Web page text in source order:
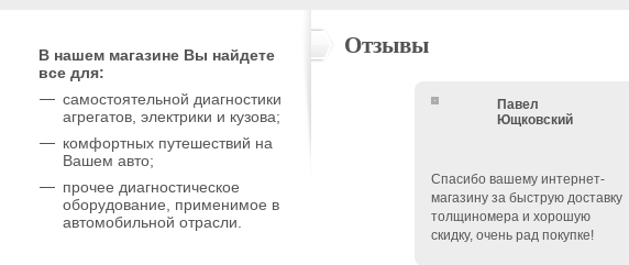
В нашем магазине Вы найдете
все для:
самостоятельной диагностики
агрегатов, электрики и кузова;
комфортных путешествий на
Вашем авто;
прочее диагностическое
оборудование, применимое в
автомобильной отрасли.
Отзывы
Павел
Ющковский
Спасибо вашему интернет-
магазину за быструю доставку
толщиномера и хорошую
скидку, очень рад покупке!